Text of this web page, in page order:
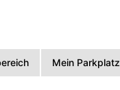
Mein Parkplatz